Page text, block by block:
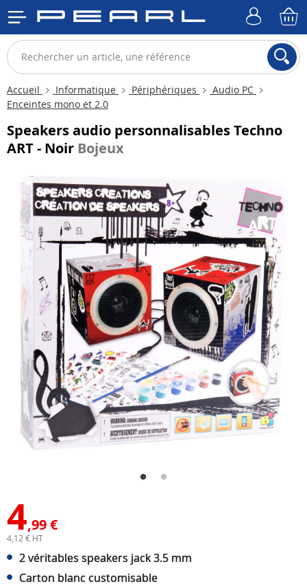
Accueil Informatique Périphériques
Audio PC
Enceintes mono et 2.0
Speakers audio personnalisables Techno
ART - Noir Bojeux
4,99 €
4,12 € HT
2 véritables speakers jack 3.5 mm
Carton blanc customisable